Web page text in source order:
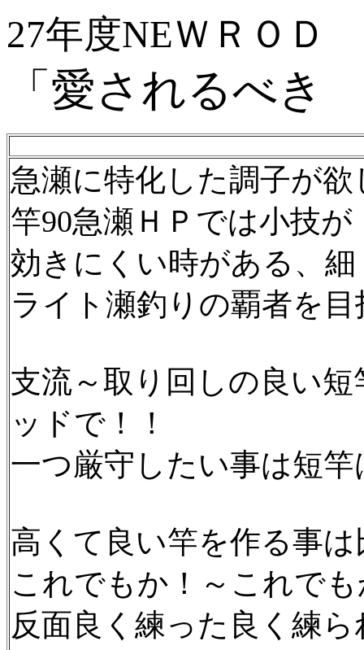
27年度NEＷＲＯＤ
「愛されるべ
急瀬に特化した調子が
竿90急瀬ＨＰでは小技が
効きにくい時がある、
ライト瀬釣りの覇者を
支流～取り回しの良い
ッドで！！
一つ厳守したい事は短
高くて良い竿を作る事
これでもか！～これで
反面良く練った良く練